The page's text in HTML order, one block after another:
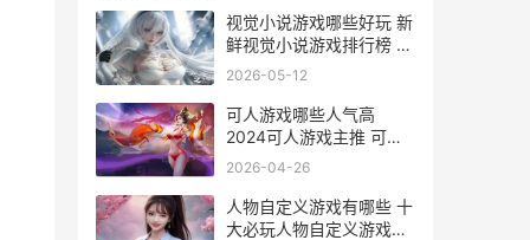
视觉小说游戏哪些好玩 新
鲜视觉小说游戏排行榜 视
觉小说怎么玩
2026-05-12
可人游戏哪些人气高
2024可人游戏主推 可干
人的游戏
2026-04-26
人物自定义游戏有哪些 十
大必玩人物自定义游戏排